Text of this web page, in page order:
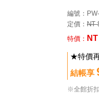
編號 ：
定價： NT
特價： NT
★特價
結帳享
※全館折